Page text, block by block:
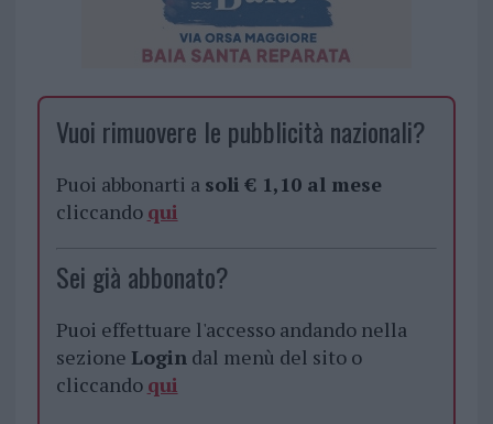
Vuoi rimuovere le pubblicità nazionali?
Puoi abbonarti a soli € 1,10 al mese
cliccando qui
Sei già abbonato?
Puoi effettuare l'accesso andando nella
sezione Logindal menù del sito o
cliccando qui